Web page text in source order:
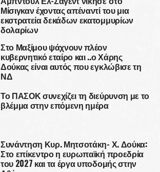
Μίσιγκαν έχοντας απέναντί του μια
εκστρατεία δεκάδων εκατομμυρίων
δολαρίων
Στο Μαξίμου ψάχνουν πλέον
κυβερνητικό εταίρο και ..ο Χάρης
Δούκας είναι αυτός που εγκλώβισε τη
ΝΔ
Το ΠΑΣΟΚ συνεχίζει τη διεύρυνση με το
βλέμμα στην επόμενη ημέρα
Συνάντηση Κυρ. Μητσοτάκη- Χ. Δούκα:
Στο επίκεντρο η ευρωπαϊκή προεδρία
του 2027 και τα έργα υποδομής στην